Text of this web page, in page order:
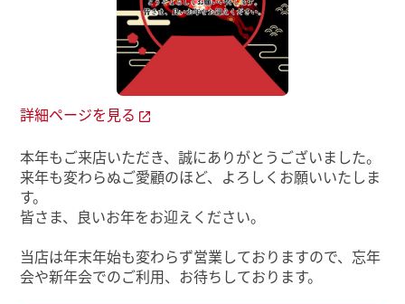
詳細ページを見る
本年もご来店いただき、誠にありがとうございました。
来年も変わらぬご愛顧のほど、よろしくお願いいたしま
す。
皆さま、良いお年をお迎えください。
当店は年末年始も変わらず営業しておりますので、忘年
会や新年会でのご利用、お待ちしております。